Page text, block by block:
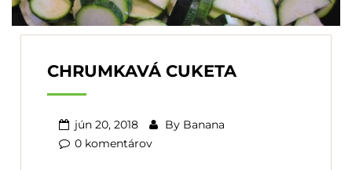
CHRUMKAVÁ CUKETA
jún 20, 2018 By Banana
0 komentárov